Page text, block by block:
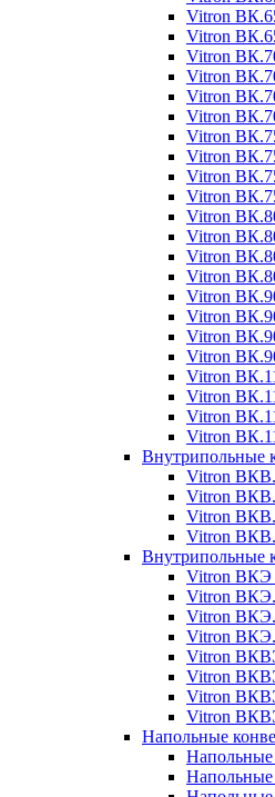
Vitron
Vitron
Vitron
Vitron
Vitron
Vitron
Vitron
Vitron
Vitron
Vitron
Vitron
Vitron
Vitron
Vitron
Vitron
Vitron
Vitron
Vitron
Vitron
Vitron
Vitron
Vitron
Внутрипольные
Vitron
Vitron
Vitron
Vitron
Внутрипольные
Vitron ВКЭ
Vitron
Vitron
Vitron
Vitron
Vitron
Vitron
Vitron
Напольные